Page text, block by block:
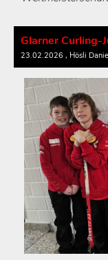
23.02.2026 , Hösli